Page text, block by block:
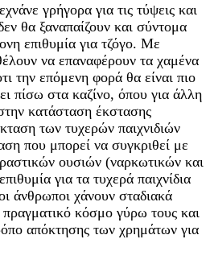
γρήγορα για τις τύψεις και
θα ξαναπαίζουν και σύντομα
επιθυμία για τζόγο. Με
να επαναφέρουν τα χαμένα
την επόμενη φορά θα είναι πιο
πίσω στα καζίνο, όπου για άλλη
κατάσταση έκστασης
των τυχερών παιχνιδιών
που μπορεί να συγκριθεί με
ουσιών (ναρκωτικών και
για τα τυχερά παιχνίδια
άνθρωποι χάνουν σταδιακά
πραγματικό κόσμο γύρω τους και
απόκτησης των χρημάτων για